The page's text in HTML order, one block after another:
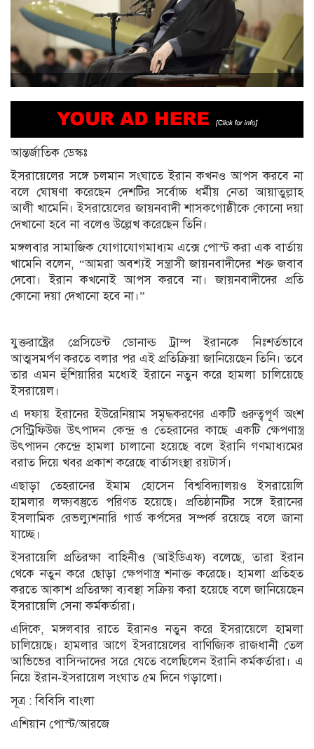
আন্তর্জাতিক ডেস্কঃ
ইসরায়েলের সঙ্গে চলমান সংঘাতে ইরান কখনও আপস করবে না
বলে ঘোষণা করেছেন দেশটির সর্বোচ্চ ধর্মীয় নেতা আয়াতুল্লাহ
আলী খামেনি। ইসরায়েলের জায়নবাদী শাসকগোষ্ঠীকে কোনো দয়া
দেখানো হবে না বলেও উল্লেখ করেছেন তিনি।
মঙ্গলবার সামাজিক যোগাযোগমাধ্যম এক্সে পোস্ট করা এক বার্তায়
খামেনি বলেন, “আমরা অবশ্যই সন্ত্রাসী জায়নবাদীদের শক্ত জবাব
দেবো। ইরান কখনোই আপস করবে না। জায়নবাদীদের প্রতি
কোনো দয়া দেখানো হবে না।”
যুক্তরাষ্ট্রের প্রেসিডেন্ট ডোনাল্ড ট্রাম্প ইরানকে নিঃশর্তভাবে
আত্মসমর্পণ করতে বলার পর এই প্রতিক্রিয়া জানিয়েছেন তিনি। তবে
তার এমন হুঁশিয়ারির মধ্যেই ইরানে নতুন করে হামলা চালিয়েছে
ইসরায়েল।
এ দফায় ইরানের ইউরেনিয়াম সমৃদ্ধকরণের একটি গুরুত্বপূর্ণ অংশ
সেন্ট্রিফিউজ উৎপাদন কেন্দ্র ও তেহরানের কাছে একটি ক্ষেপণাস্ত্র
উৎপাদন কেন্দ্রে হামলা চালানো হয়েছে বলে ইরানি গণমাধ্যমের
বরাত দিয়ে খবর প্রকাশ করেছে বার্তাসংস্থা রয়টার্স।
এছাড়া তেহরানের ইমাম হোসেন বিশ্ববিদ্যালয়ও ইসরায়েলি
হামলার লক্ষ্যবস্তুতে পরিণত হয়েছে। প্রতিষ্ঠানটির সঙ্গে ইরানের
ইসলামিক রেভল্যুশনারি গার্ড কর্পসের সম্পর্ক রয়েছে বলে জানা
যাচ্ছে।
ইসরায়েলি প্রতিরক্ষা বাহিনীও (আইডিএফ) বলেছে, তারা ইরান
থেকে নতুন করে ছোড়া ক্ষেপণাস্ত্র শনাক্ত করেছে। হামলা প্রতিহত
করতে আকাশ প্রতিরক্ষা ব্যবস্থা সক্রিয় করা হয়েছে বলে জানিয়েছেন
ইসরায়েলি সেনা কর্মকর্তারা।
এদিকে, মঙ্গলবার রাতে ইরানও নতুন করে ইসরায়েলে হামলা
চালিয়েছে। হামলার আগে ইসরায়েলের বাণিজ্যিক রাজধানী তেল
আভিভের বাসিন্দাদের সরে যেতে বলেছিলেন ইরানি কর্মকর্তারা। এ
নিয়ে ইরান-ইসরায়েল সংঘাত ৫ম দিনে গড়ালো।
সূত্র : বিবিসি বাংলা
এশিয়ান পোস্ট/আরজে